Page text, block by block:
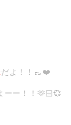
だよ！！👞❤️
ーー！！🫶🏻💞